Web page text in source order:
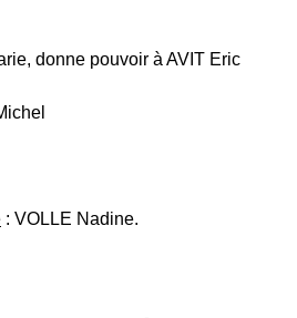
donne pouvoir à AVIT Eric
: VOLLE Nadine.